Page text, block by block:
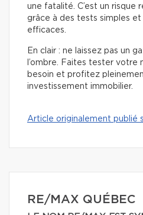
une fatalité. C’est un risque
grâce à des tests simples
efficaces.
En clair : ne laissez pas un
l’ombre. Faites tester votre
besoin et profitez
investissement immobilier.
Article originalement publié
RE/MAX QUÉBEC